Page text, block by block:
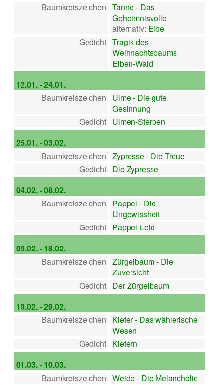
Baumkreiszeichen
Tanne - Das
Geheimnisvolle
alternativ: Eibe
Gedicht Tragik des
Weihnachtsbaums
Eiben-Wald
12.01. - 24.01.
Baumkreiszeichen
Ulme - Die gute
Gesinnung
Gedicht
Ulmen-Sterben
25.01. - 03.02.
Baumkreiszeichen
Zypresse - Die Treue
Gedicht
Die Zypresse
04.02. - 08.02.
Baumkreiszeichen
Pappel - Die
Ungewissheit
Gedicht
Pappel-Leid
09.02. - 18.02.
Baumkreiszeichen
Zürgelbaum - Die
Zuversicht
Gedicht
Der Zürgelbaum
19.02. - 29.02.
Baumkreiszeichen
Kiefer - Das wählerische
Wesen
Gedicht
Kiefern
01.03. - 10.03.
Baumkreiszeichen
Weide - Die Melancholie